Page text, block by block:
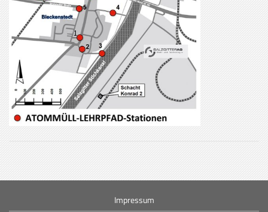
Impressum